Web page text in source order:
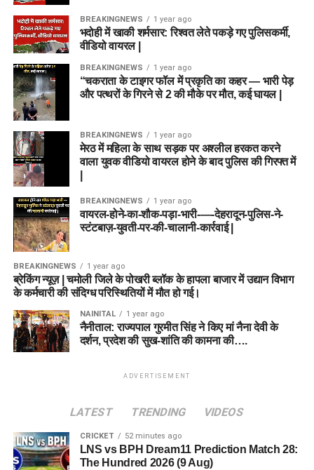
BREAKINGNEWS 1 year ago
भदोही में खाकी शर्मसार: रिश्वत लेते पकड़े गए पुलिसकर्मी,
वीडियो वायरल |
BREAKINGNEWS 1 year ago
“चकराता के टाइगर फॉल में प्रकृति का कहर — भारी पेड़
और पत्थरों के गिरने से 2 की मौके पर मौत, कई घायल |
BREAKINGNEWS 1 year ago
मेरठ में महिला के साथ सड़क पर अश्लील हरकत करने
वाला युवक वीडियो वायरल होने के बाद पुलिस की गिरफ्त में
BREAKINGNEWS 1 year ago
वायरल-होने-का-शौक-पड़ा-भारी-—-देहरादून-पुलिस-ने-
स्टंटबाज़-युवती-पर-की-चालानी-कार्रवाई |
BREAKINGNEWS 1 year ago
ब्रेकिंग न्यूज़ | चमोली जिले के पोखरी ब्लॉक के हापला बाजार में उद्यान विभाग
के कर्मचारी की संदिग्ध परिस्थितियों में मौत हो गई।
NAINITAL 1 year ago
नैनीताल: राज्यपाल गुरमीत सिंह ने किए मां नैना देवी के
दर्शन, प्रदेश की सुख-शांति की कामना की….
ADVERTISEMENT
LATEST TRENDING VIDEOS
CRICKET 52 minutes ago
LNS vs BPH Dream11 Prediction Match 28:
The Hundred 2026 (9 Aug)